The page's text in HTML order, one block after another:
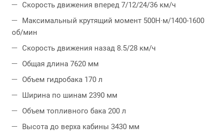
Скорость движения вперед 7/12/24/36 км/ч
Максимальный крутящий момент 500Н·м/1400-1600
об/мин
Скорость движения назад 8.5/28 км/ч
Общая длина 7620 мм
Объем гидробака 170 л
Ширина по шинам 2390 мм
Объем топливного бака 200 л
Высота до верха кабины 3430 мм